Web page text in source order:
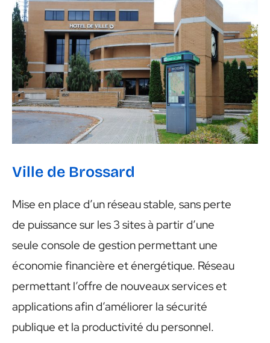
Ville de Brossard
Ville de Brossard
Mise en place d’un réseau stable, sans perte
de puissance sur les 3 sites à partir d’une
seule console de gestion permettant une
économie financière et énergétique. Réseau
permettant l’offre de nouveaux services et
applications afin d’améliorer la sécurité
publique et la productivité du personnel.